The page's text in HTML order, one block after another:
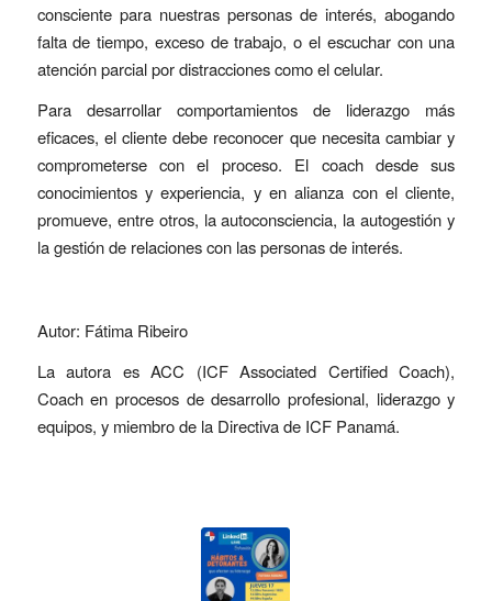
consciente para nuestras personas de interés, abogando
falta de tiempo, exceso de trabajo, o el escuchar con una
atención parcial por distracciones como el celular.
Para desarrollar comportamientos de liderazgo más
eficaces, el cliente debe reconocer que necesita cambiar y
comprometerse con el proceso. El coach desde sus
conocimientos y experiencia, y en alianza con el cliente,
promueve, entre otros, la autoconsciencia, la autogestión y
la gestión de relaciones con las personas de interés.
Autor: Fátima Ribeiro
La autora es ACC (ICF Associated Certified Coach),
Coach en procesos de desarrollo profesional, liderazgo y
equipos, y miembro de la Directiva de ICF Panamá.